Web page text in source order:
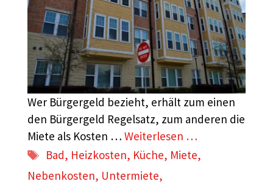
Wer Bürgergeld bezieht, erhält zum einen
den Bürgergeld Regelsatz, zum anderen die
Miete als Kosten … Weiterlesen …
Schlagwörter
Bad, Heizkosten, Küche, Miete,
Nebenkosten, Untermiete,